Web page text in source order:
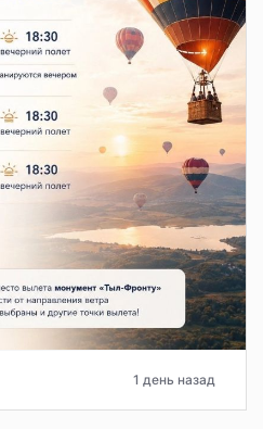
1 день назад